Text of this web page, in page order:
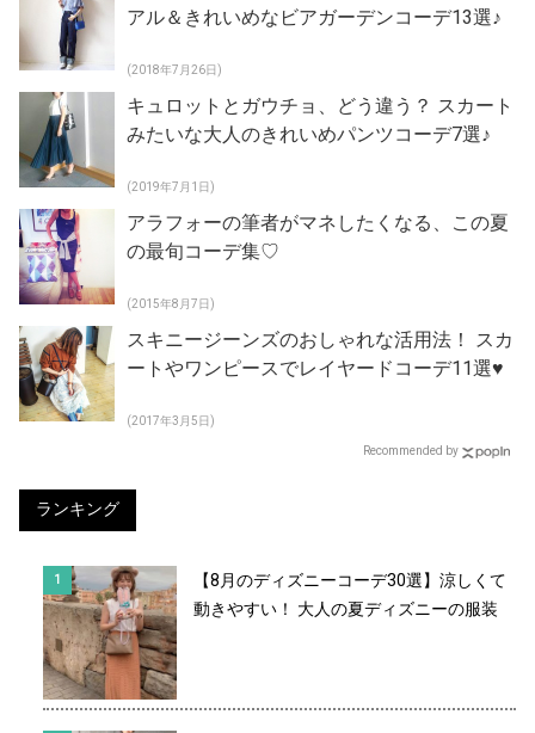
アル＆きれいめなビアガーデンコーデ13選♪
(2018年7月26日)
キュロットとガウチョ、どう違う？ スカート
みたいな大人のきれいめパンツコーデ7選♪
(2019年7月1日)
アラフォーの筆者がマネしたくなる、この夏
の最旬コーデ集♡
(2015年8月7日)
スキニージーンズのおしゃれな活用法！ スカ
ートやワンピースでレイヤードコーデ11選♥
(2017年3月5日)
Recommended by
ランキング
【8月のディズニーコーデ30選】涼しくて
動きやすい！ 大人の夏ディズニーの服装